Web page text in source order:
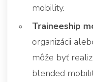
mobility.
Traineeship
organizácii
môže byť
blended